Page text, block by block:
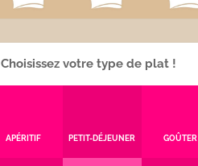
Choisissez votre type de plat !
APÉRITIF PETIT-DÉJEUNER GOÛTER